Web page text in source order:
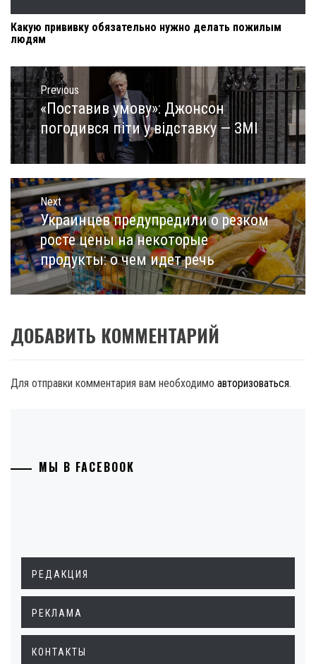
Какую прививку обязательно нужно делать пожилым
людям
Навигация
по
записям
Previous
Previous
post:
«Поставив умову»: Джонсон
погодився піти у відставку — ЗМІ
Next
Next
post:
Украинцев предупредили о резком
росте цены на некоторые
продукты: о чем идет речь
ДОБАВИТЬ КОММЕНТАРИЙ
Для отправки комментария вам необходимо авторизоваться.
МЫ В FACEBOOK
РЕДАКЦИЯ
РЕКЛАМА
КОНТАКТЫ